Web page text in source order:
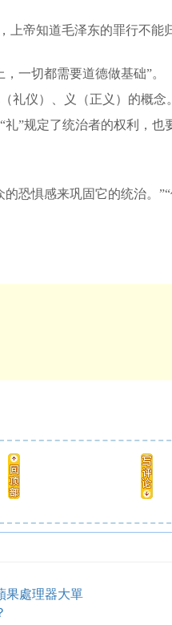
上帝知道毛泽东的罪行不能
一切都需要道德做基础”。
礼仪）、义（正义）的概念。
”规定了统治者的权利，也
恐惧感来巩固它的统治。
果處理器大單